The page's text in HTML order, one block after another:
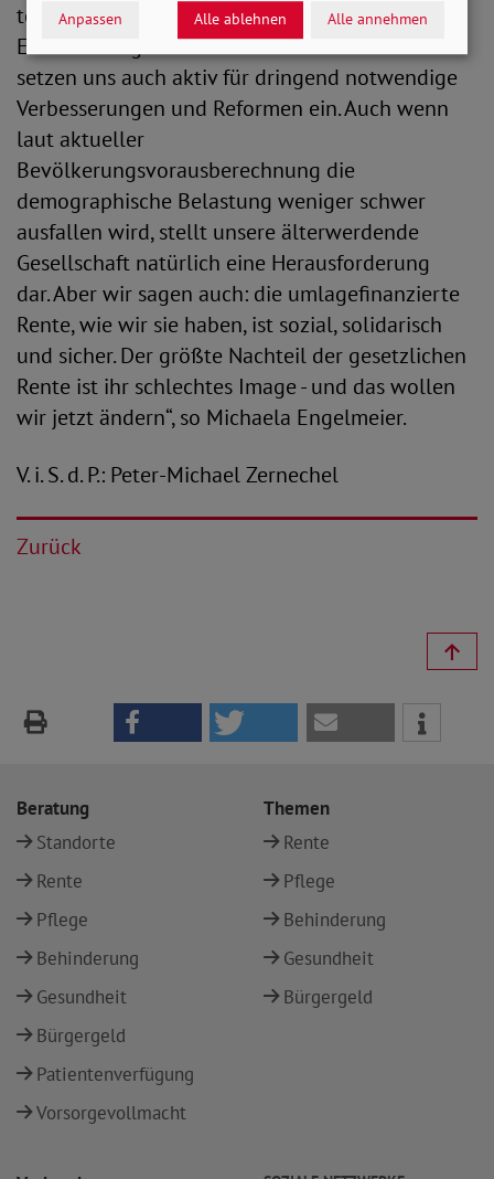
teilweise zu niedrigen Renten. „Diese
Einschätzungen nehmen wir sehr ernst und
setzen uns auch aktiv für dringend notwendige
Verbesserungen und Reformen ein. Auch wenn
laut aktueller
Bevölkerungsvorausberechnung die
demographische Belastung weniger schwer
ausfallen wird, stellt unsere älterwerdende
Gesellschaft natürlich eine Herausforderung
dar. Aber wir sagen auch: die umlagefinanzierte
Rente, wie wir sie haben, ist sozial, solidarisch
und sicher. Der größte Nachteil der gesetzlichen
Rente ist ihr schlechtes Image - und das wollen
wir jetzt ändern“, so Michaela Engelmeier.
V. i. S. d. P.: Peter-Michael Zernechel
Zurück
Beratung
Standorte
Rente
Pflege
Behinderung
Gesundheit
Bürgergeld
Patientenverfügung
Vorsorgevollmacht
Themen
Rente
Pflege
Behinderung
Gesundheit
Bürgergeld
Anpassen Alle ablehnen Alle annehmen